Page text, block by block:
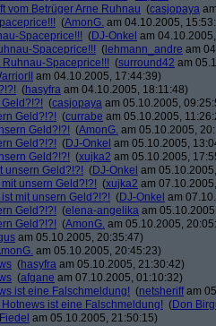
vom Betrüger Arne Ruhnau (casjopaya
(AmonG. am 04.10.2005,
Spaceprice!!! (DJ-Onkel am
Spaceprice!!! ( lehmann_andre am
Ruhnau-Spaceprice!!! (surround42 am
am 04.10.2005, 17:44:39)
(hasyfra am 04.10.2005, 18:11:48)
(casjopaya am 05.10.2005,
Geld?!?! (currabe am 05.10.2005,
Geld?!?! (AmonG. am 05.10.2005,
Geld?!?! (DJ-Onkel am 05.10.2005,
Geld?!?! (xujka2 am 05.10.2005,
unsern Geld?!?! (DJ-Onkel am
unsern Geld?!?! (xujka2 am
mit unsern Geld?!?! (DJ-Onkel am
Geld?!?! (elena-angelika am
Geld?!?! (AmonG. am 05.10.2005,
am 05.10.2005, 20:35:47)
am 05.10.2005, 20:45:23)
(hasyfra am 05.10.2005, 21:30:42)
(afgane am 07.10.2005, 01:10:32)
ist eine Falschmeldung! (netsheriffam
Hotnews ist eine Falschmeldung! (Don
Fiedel am 05.10.2005, 21:50:15)